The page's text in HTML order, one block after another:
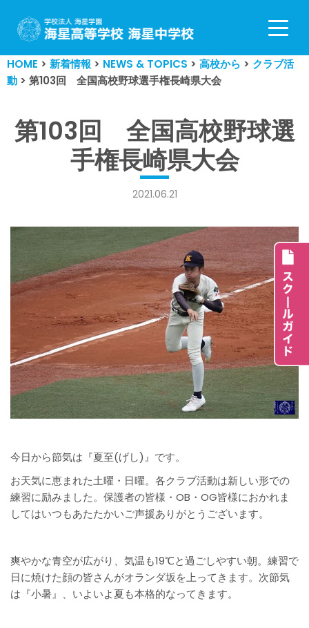
コ
ン
テ
ン
へ
ス
HOME > 新着情報 > NEWS & TOPICS > 高校から > クラブ活
動 > 第103回 全国高校野球選手権長崎県大会
第103回 全国高校野球選
手権長崎県大会
2021.06.21
今日から節気は『夏至(げし)』です。
お天気に恵まれた土曜・日曜。各クラブ活動は新しい形での
練習に励みました。保護者の皆様・OB・OG皆様におかれま
してはいつもあたたかいご声援ありがとうございます。
爽やかな青空が広がり、気温も19℃と過ごしやすい朝。練習で
日に焼けた顔の皆さんがオランダ坂を上ってきます。次節気
は『小暑』、いよいよ夏も本格的なってきます。